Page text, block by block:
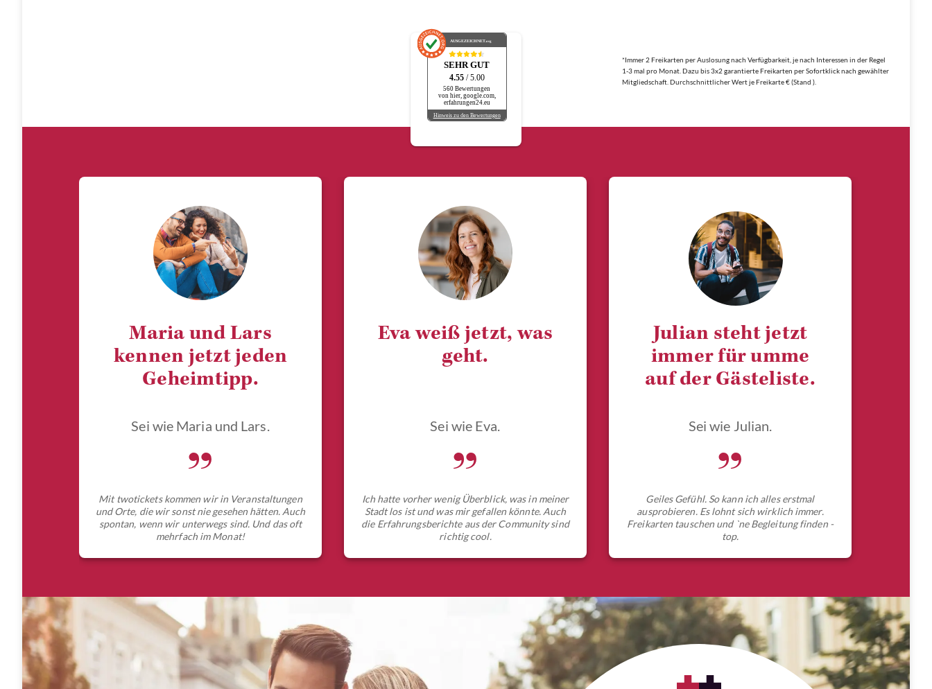
AUSGEZEICHNET.org
SEHR GUT
4.55 / 5.00
560 Bewertungen
von hier, google.com,
erfahrungen24.eu
Hinweis zu den Bewertungen
*Immer 2 Freikarten per Auslosung nach Verfügbarkeit, je nach Interessen in der Regel
1-3 mal pro Monat. Dazu bis 3x2 garantierte Freikarten per Sofortklick nach gewählter
Mitgliedschaft. Durchschnittlicher Wert je Freikarte € (Stand ).
Maria und Lars
kennen jetzt jeden
Geheimtipp.
Sei wie Maria und Lars.
„
Mit twotickets kommen wir in Veranstaltungen
und Orte, die wir sonst nie gesehen hätten. Auch
spontan, wenn wir unterwegs sind. Und das oft
mehrfach im Monat!
Eva weiß jetzt, was
geht.
Sei wie Eva.
„
Ich hatte vorher wenig Überblick, was in meiner
Stadt los ist und was mir gefallen könnte. Auch
die Erfahrungsberichte aus der Community sind
richtig cool.
Julian steht jetzt
immer für umme
auf der Gästeliste.
Sei wie Julian.
„
Geiles Gefühl. So kann ich alles erstmal
ausprobieren. Es lohnt sich wirklich immer.
Freikarten tauschen und `ne Begleitung finden -
top.